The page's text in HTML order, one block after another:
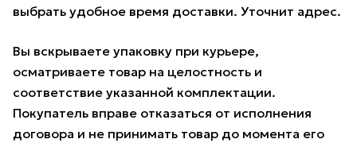
выбрать удобное время доставки. Уточнит адрес.
Вы вскрываете упаковку при курьере,
осматриваете товар на целостность и
соответствие указанной комплектации.
Покупатель вправе отказаться от исполнения
договора и не принимать товар до момента его